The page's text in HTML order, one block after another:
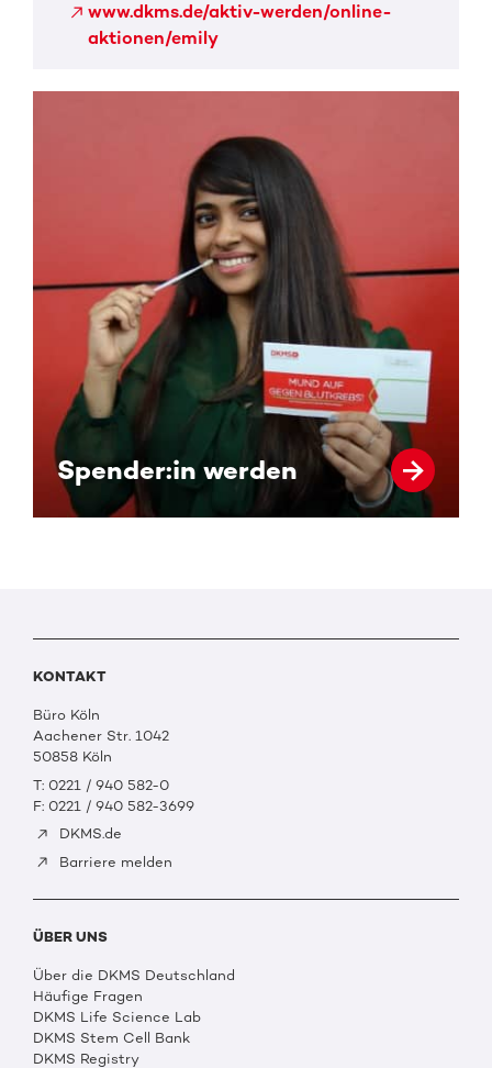
www.dkms.de/aktiv-werden/online-
aktionen/emily
Spender:in werden
KONTAKT
Büro Köln
Aachener Str. 1042
50858 Köln
T: 0221 / 940 582-0
F: 0221 / 940 582-3699
DKMS.de
Barriere melden
ÜBER UNS
Über die DKMS Deutschland
Häufige Fragen
DKMS Life Science Lab
DKMS Stem Cell Bank
DKMS Registry